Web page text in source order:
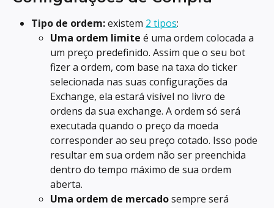
Tipo de ordem: existem 2 tipos:
Uma ordem limite é uma ordem colocada a
um preço predefinido. Assim que o seu bot
fizer a ordem, com base na taxa do ticker
selecionada nas suas configurações da
Exchange, ela estará visível no livro de
ordens da sua exchange. A ordem só será
executada quando o preço da moeda
corresponder ao seu preço cotado. Isso pode
resultar em sua ordem não ser preenchida
dentro do tempo máximo de sua ordem
aberta.
Uma ordem de mercado sempre será